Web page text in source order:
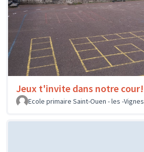
Jeux t'invite dans notre cour!
Ecole primaire Saint-Ouen - les -Vignes